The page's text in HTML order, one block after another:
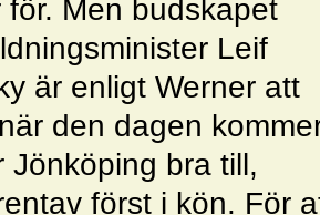
för. Men budskapet
Leif
är enligt Werner att
den dagen
Jönköping bra till,
först i kön. För